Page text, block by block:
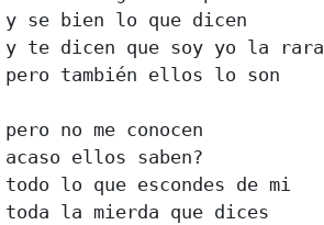
y se bien lo que dicen
y te dicen que soy yo la rara
pero también ellos lo son
pero no me conocen
acaso ellos saben?
todo lo que escondes de mi
toda la mierda que dices